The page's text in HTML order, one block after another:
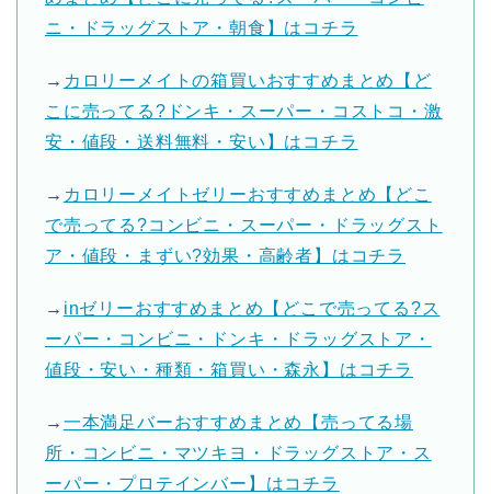
ニ・ドラッグストア・朝食】はコチラ
→ カロリーメイトの箱買いおすすめまとめ【ど
こに売ってる?ドンキ・スーパー・コストコ・激
安・値段・送料無料・安い】はコチラ
→ カロリーメイトゼリーおすすめまとめ【どこ
で売ってる?コンビニ・スーパー・ドラッグスト
ア・値段・まずい?効果・高齢者】はコチラ
→ inゼリーおすすめまとめ【どこで売ってる?ス
ーパー・コンビニ・ドンキ・ドラッグストア・
値段・安い・種類・箱買い・森永】はコチラ
→ 一本満足バーおすすめまとめ【売ってる場
所・コンビニ・マツキヨ・ドラッグストア・ス
ーパー・プロテインバー】はコチラ